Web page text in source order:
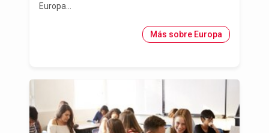
Europa...
Más sobre Europa